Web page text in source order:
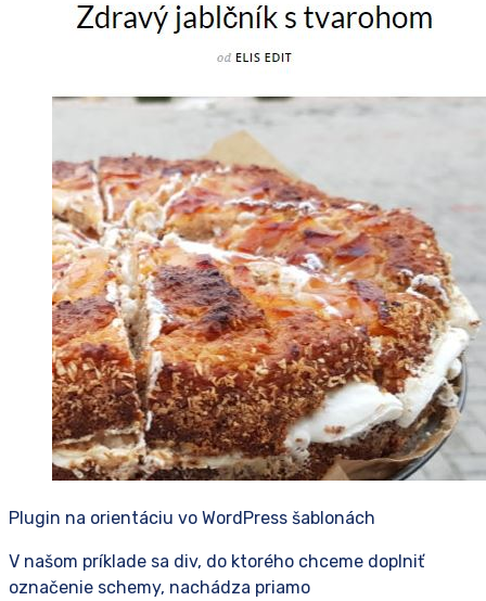
Plugin na orientáciu vo WordPress šablonách
V našom príklade sa div, do ktorého chceme doplniť
označenie schemy, nachádza priamo